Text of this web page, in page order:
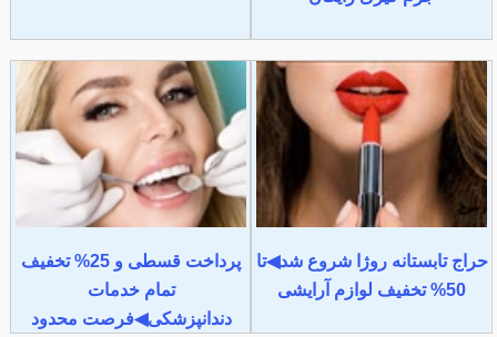
حراج تابستانه روژا شروع شد◀تا
50% تخفیف لوازم آرایشی
پرداخت قسطی و 25% تخفیف
تمام خدمات
دندانپزشکی◀فرصت محدود